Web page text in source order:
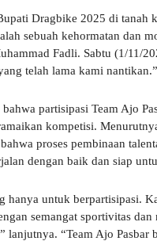
Dragbike 2025 di tanah
sebuah kehormatan dan
Fadli. Sabtu (1/11/
telah lama kami nantikan.”
partisipasi Team Ajo
kompetisi.
proses pembinaan
dengan baik dan siap
hanya untuk berpartisipasi.
semangat sportivitas dan
lanjutnya. “Team Ajo Pasbar